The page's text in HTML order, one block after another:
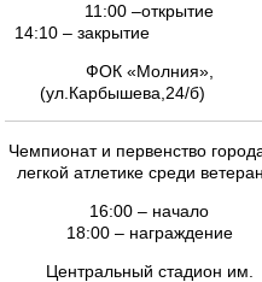
11:00 –открытие
14:10 –
ФОК «Молния»,
(ул.Карбышева,24/б)
Чемпионат и первенство
легкой атлетике среди
16:00 – начало
18:00 – награждение
Центральный стадион им.